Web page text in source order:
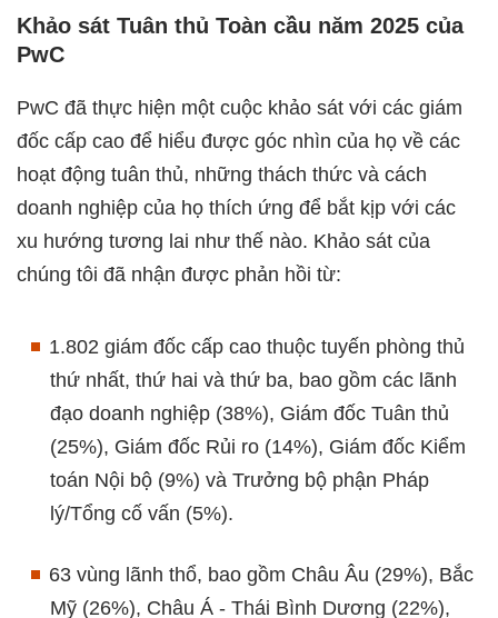
Khảo sát Tuân thủ Toàn cầu năm 2025 của
PwC​
PwC đã thực hiện một cuộc khảo sát với các giám
đốc cấp cao để hiểu được góc nhìn của họ về các
hoạt động tuân thủ, những thách thức và cách
doanh nghiệp của họ thích ứng để bắt kịp với các
xu hướng tương lai như thế nào. Khảo sát của
chúng tôi đã nhận được phản hồi từ:​
1.802 giám đốc cấp cao thuộc tuyến phòng thủ
thứ nhất, thứ hai và thứ ba, bao gồm các lãnh
đạo doanh nghiệp (38%), Giám đốc Tuân thủ
(25%), Giám đốc Rủi ro (14%), Giám đốc Kiểm
toán Nội bộ (9%) và Trưởng bộ phận Pháp
lý/Tổng cố vấn (5%).
63 vùng lãnh thổ, bao gồm Châu Âu (29%), Bắc
Mỹ (26%), Châu Á - Thái Bình Dương (22%),